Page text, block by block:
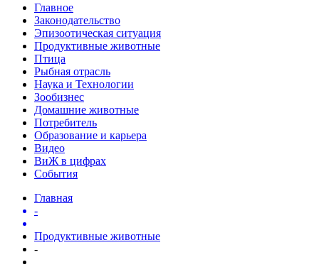
Главное
Законодательство
Эпизоотическая ситуация
Продуктивные животные
Птица
Рыбная отрасль
Наука и Технологии
Зообизнес
Домашние животные
Потребитель
Образование и карьера
Видео
ВиЖ в цифрах
События
Главная
-
Продуктивные животные
-